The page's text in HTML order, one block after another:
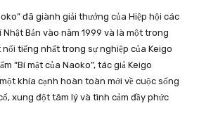
đã giành giải thưởng của Hiệp hội các
Bản vào năm 1999 và là một trong
tiếng nhất trong sự nghiệp của Keigo
“Bí mật của Naoko”, tác giả Keigo
khía cạnh hoàn toàn mới về cuộc sống
xung đột tâm lý và tình cảm đầy phức